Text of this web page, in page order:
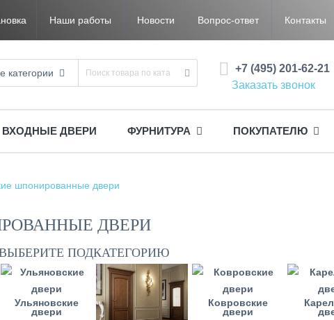
Наши работы Новости Вопрос-ответ Контакты
категории
+7 (495) 201-62-21
Заказать звонок
ВХОДНЫЕ ДВЕРИ ФУРНИТУРА ПОКУПАТЕЛЮ
шпонированные двери
ДВЕРИ
ПОДКАТЕГОРИЮ
Ульяновские
двери
Ковровские
двери